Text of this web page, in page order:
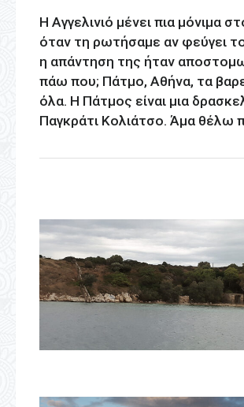
Η Αγγελινιό μένει πια μόνιμα
όταν τη ρωτήσαμε αν φεύγει
η απάντηση της ήταν
πάω που; Πάτμο, Αθήνα, τα
όλα. Η Πάτμος είναι μια
Παγκράτι Κολιάτσο. Άμα θέλω